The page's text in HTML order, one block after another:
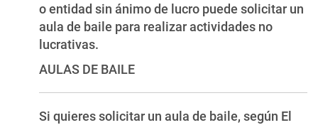
o entidad sin ánimo de lucro puede solicitar un
aula de baile para realizar actividades no
lucrativas.
AULAS DE BAILE
Si quieres solicitar un aula de baile, según El